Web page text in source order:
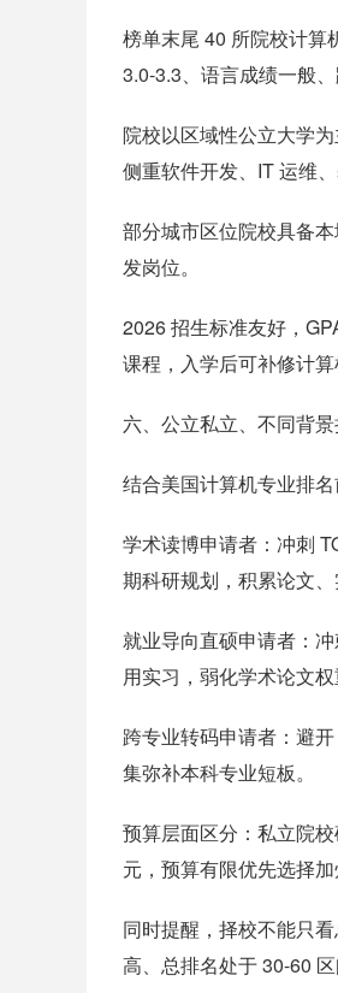
榜单末尾 40 所院校计算
3.0-3.3、语言成绩一般
院校以区域性公立大学
侧重软件开发、IT 运维
部分城市区位院校具备
发岗位。
2026 招生标准友好，
课程，入学后可补修计
六、公立私立、不同背
结合美国计算机专业排
学术读博申请者：冲刺
期科研规划，积累论文、
就业导向直硕申请者：
用实习，弱化学术论文权
跨专业转码申请者：避
集弥补本科专业短板。
预算层面区分：私立院
元，预算有限优先选择
同时提醒，择校不能只
高、总排名处于 30-60 区